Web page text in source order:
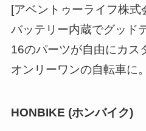
[アベントゥーライフ株式
バッテリー内蔵でグッド
16のパーツが自由にカス
オンリーワンの自転車に。
HONBIKE (ホンバイク)